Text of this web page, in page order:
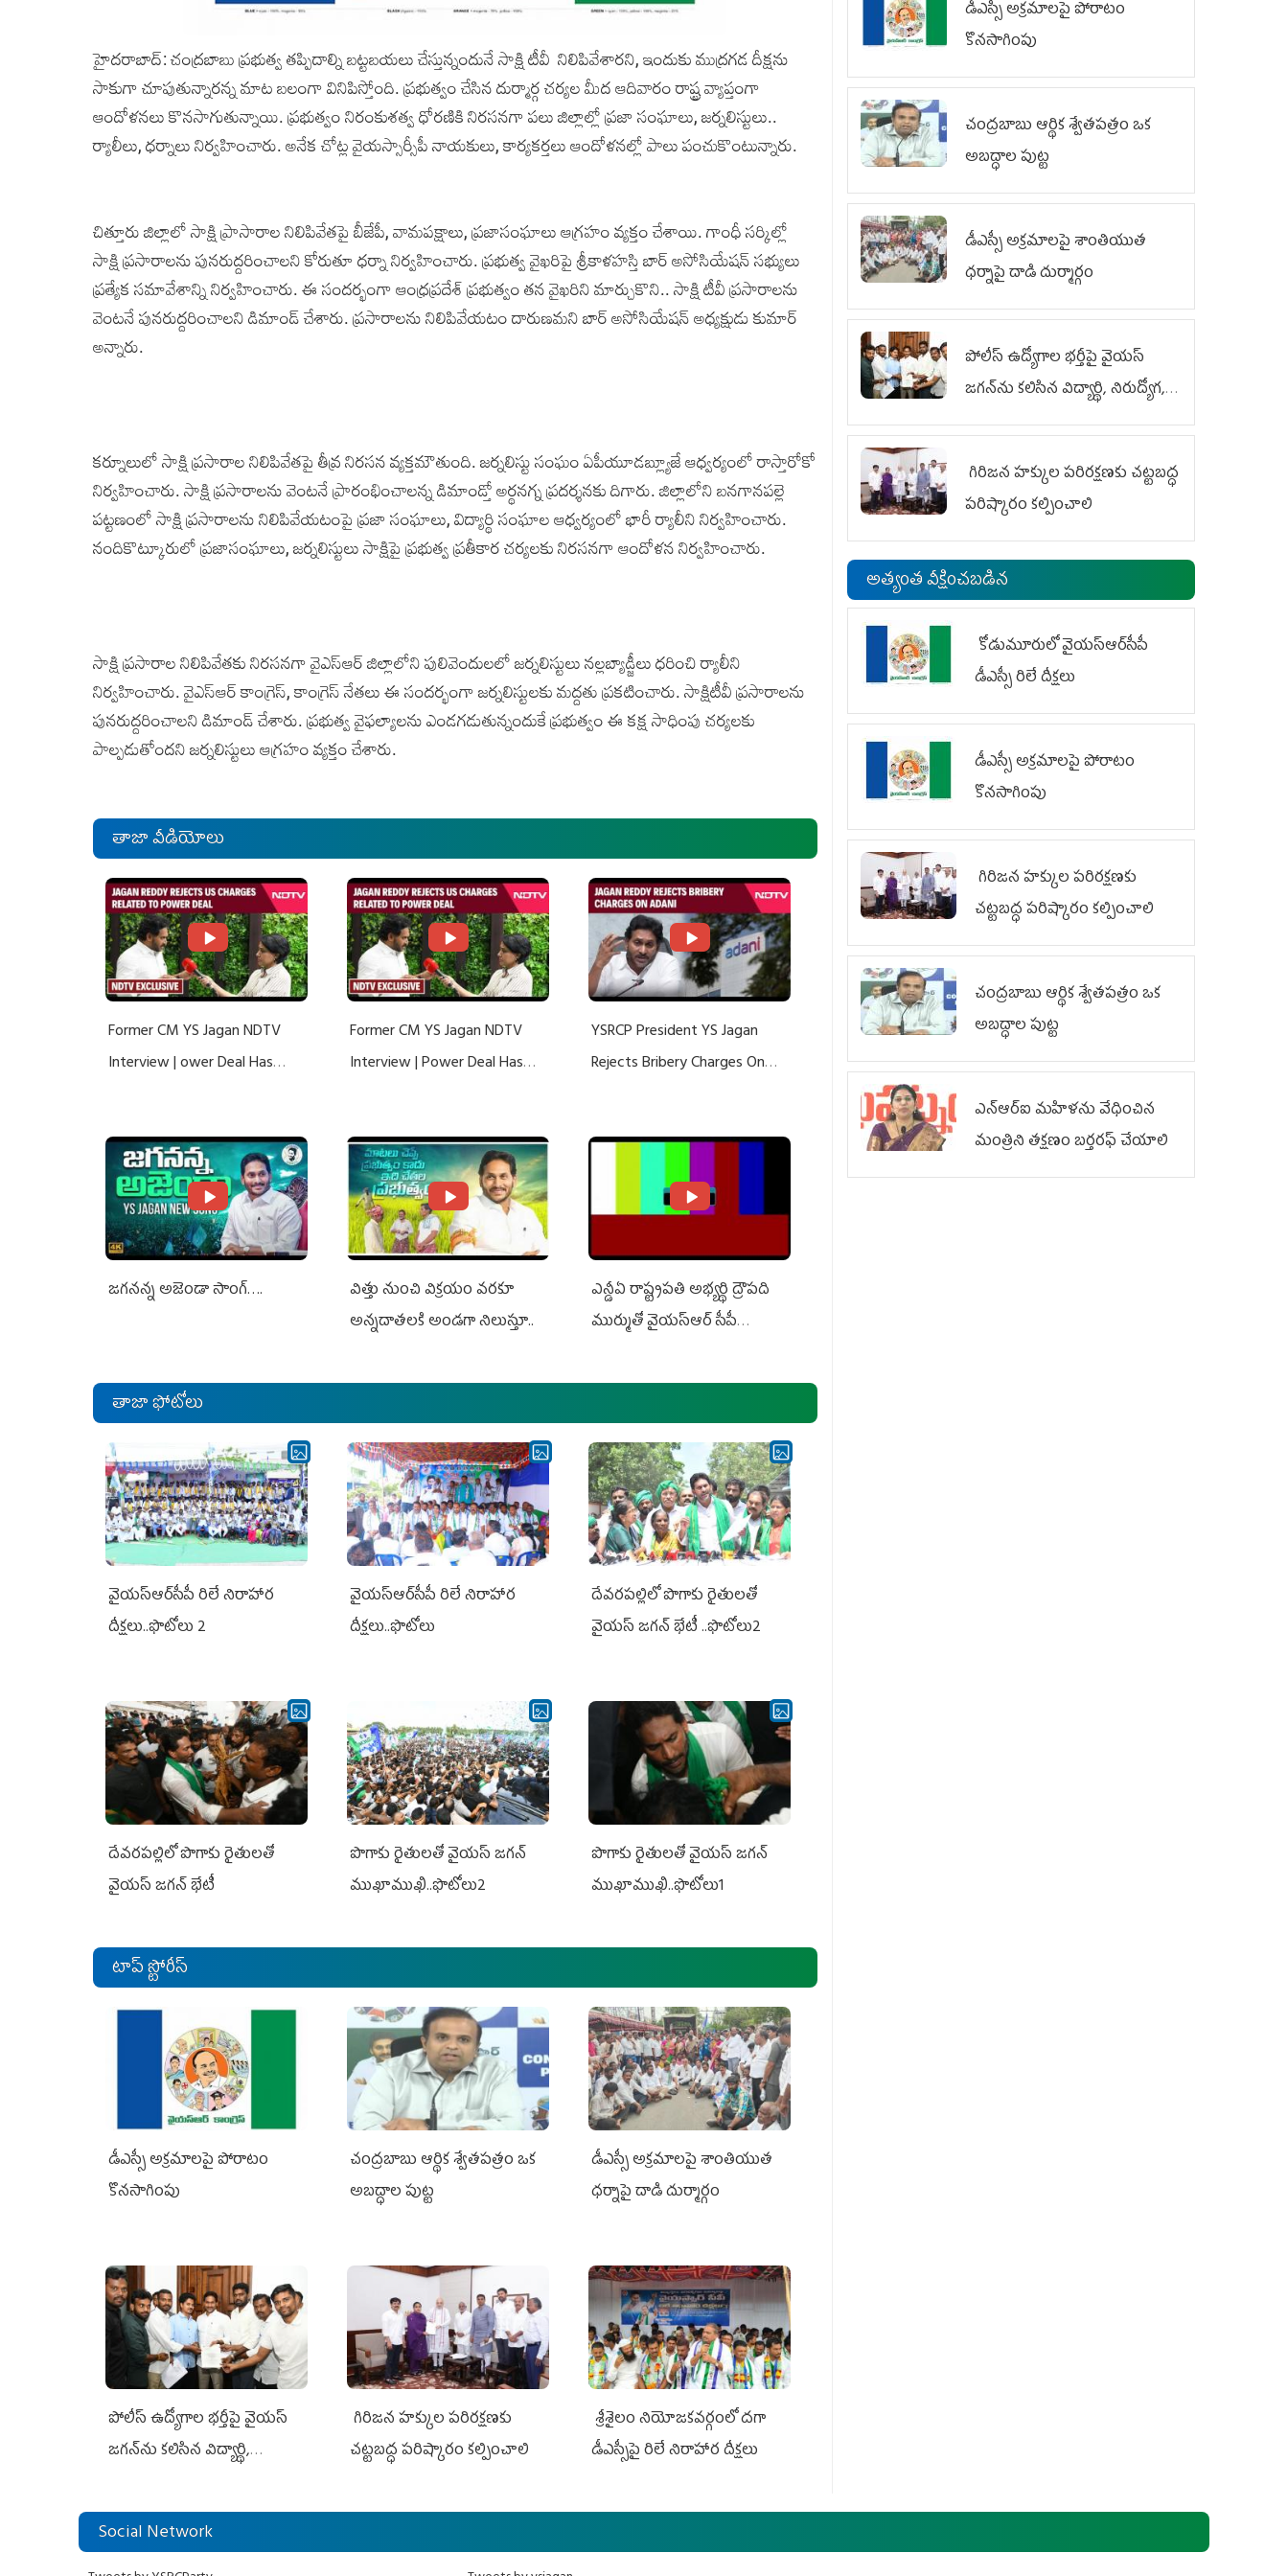
హైదరాబాద్: చ‌ంద్ర‌బాబు ప్ర‌భుత్వ త‌ప్పిదాల్ని బ‌ట్ట‌బ‌య‌లు చేస్తున్నందునే సాక్షి టీవీ నిలిపివేశార‌ని, ఇందుకు ముద్రగడ దీక్షను
సాకుగా చూపుతున్నార‌న్న మాట బ‌లంగా వినిపిస్తోంది. ప్ర‌భుత్వం చేసిన దుర్మార్గ చ‌ర్య‌ల మీద ఆదివారం రాష్ట్ర వ్యాప్తంగా
ఆందోళనలు కొనసాగుతున్నాయి. ప్రభుత్వం నిరంకుశత్వ ధోరణికి నిరసనగా పలు జిల్లాల్లో ప్రజా సంఘాలు, జర్నలిస్టులు..
ర్యాలీలు, ధర్నాలు నిర్వహించారు. అనేక చోట్ల వైయ‌స్సార్సీపీ నాయ‌కులు, కార్య‌క‌ర్త‌లు ఆందోళ‌న‌ల్లో పాలు పంచుకొంటున్నారు.
చిత్తూరు జిల్లాలో సాక్షి ప్రాసారాల నిలిపివేతపై బీజేపీ, వామపక్షాలు, ప్రజాసంఘాలు ఆగ్రహం వ్యక్తం చేశాయి. గాంధీ సర్కిల్లో
సాక్షి ప్రసారాలను పునరుద్దరించాలని కోరుతూ ధర్నా నిర్వహించారు. ప్రభుత్వ వైఖరిపై శ్రీకాళహస్తి బార్ అసోసియేషన్ సభ్యులు
ప్రత్యేక సమావేశాన్ని నిర్వహించారు. ఈ సందర్భంగా ఆంధ్రప్రదేశ్ ప్రభుత్వం తన వైఖరిని మార్చుకొని.. సాక్షి టీవీ ప్రసారాలను
వెంటనే పునరుద్దరించాలని డిమాండ్ చేశారు. ప్రసారాలను నిలిపివేయటం దారుణమని బార్ అసోసియేషన్ అధ్యక్షుడు కుమార్
అన్నారు.
కర్నూలులో సాక్షి ప్రసారాల నిలిపివేతపై తీవ్ర నిరసన వ్యక్తమౌతుంది. జర్నలిస్టు సంఘం ఏపీయూడబ్ల్యూజే ఆధ్వర్యంలో రాస్తారోకో
నిర్వహించారు. సాక్షి ప్రసారాలను వెంటనే ప్రారంభించాలన్న డిమాండ్తో అర్థనగ్న ప్రదర్శనకు దిగారు. జిల్లాలోని బనగానపల్లె
పట్టణంలో సాక్షి ప్రసారాలను నిలిపివేయటంపై ప్రజా సంఘాలు, విద్యార్థి సంఘాల ఆధ్వర్యంలో భారీ ర్యాలీని నిర్వహించారు.
నందికొట్కూరులో ప్రజాసంఘాలు, జర్నలిస్టులు సాక్షిపై ప్రభుత్వ ప్రతీకార చర్యలకు నిరసనగా ఆందోళన నిర్వహించారు.
సాక్షి ప్రసారాల నిలిపివేతకు నిరసనగా వైఎస్ఆర్ జిల్లాలోని పులివెందులలో జర్నలిస్టులు నల్లబ్యాడ్జీలు ధరించి ర్యాలీని
నిర్వహించారు. వైఎస్ఆర్ కాంగ్రెస్, కాంగ్రెస్ నేతలు ఈ సందర్భంగా జర్నలిస్టులకు మద్దతు ప్రకటించారు. సాక్షిటీవీ ప్రసారాలను
పునరుద్దరించాలని డిమాండ్ చేశారు. ప్రభుత్వ వైఫల్యాలను ఎండగడుతున్నందుకే ప్రభుత్వం ఈ కక్ష సాధింపు చర్యలకు
పాల్పడుతోందని జర్నలిస్టులు ఆగ్రహం వ్యక్తం చేశారు.
తాజా వీడియోలు
Former CM YS Jagan NDTV
Interview | ower Deal Has
Former CM YS Jagan NDTV
Interview | Power Deal Has
YSRCP President YS Jagan
Rejects Bribery Charges On
జగనన్న అజెండా సాంగ్….
విత్తు నుంచి విక్రయం వరకూ
అన్నదాతలకి అండగా నిలుస్తూ..
ఎన్డీఏ రాష్ట్ర‌ప‌తి అభ్య‌ర్థి ద్రౌప‌ది
ముర్ముతో వైయ‌స్ఆర్ సీపీ
ఎమ్మెల్యేలు, ఎంపీల స‌మావేశం
తాజా ఫోటోలు
వైయ‌స్ఆర్‌సీపీ రిలే నిరాహార
దీక్షలు..ఫొటోలు 2
వైయ‌స్ఆర్‌సీపీ రిలే నిరాహార
దీక్షలు..ఫొటోలు
దేవరపల్లిలో పొగాకు రైతులతో
వైయస్ జగన్ భేటీ ..ఫొటోలు2
దేవరపల్లిలో పొగాకు రైతులతో
వైయస్ జగన్ భేటీ
పొగాకు రైతుల‌తో వైయ‌స్ జ‌గ‌న్
ముఖాముఖి..ఫొటోలు2
పొగాకు రైతుల‌తో వైయ‌స్ జ‌గ‌న్
ముఖాముఖి..ఫొటోలు1
టాప్ స్టోరీస్
డీఎస్సీ అక్రమాలపై పోరాటం
కొనసాగింపు
చంద్రబాబు ఆర్థిక శ్వేతపత్రం ఒక
అబద్ధాల పుట్ట
డీఎస్సీ అక్రమాలపై శాంతియుత
ధర్నాపై దాడి దుర్మార్గం
పోలీస్ ఉద్యోగాల భర్తీపై వైయస్
జగన్‌ను కలిసిన విద్యార్థి,
గిరిజన హక్కుల పరిరక్షణకు
చట్టబద్ధ పరిష్కారం కల్పించాలి
శ్రీశైలం నియోజకవర్గంలో దగా
డీఎస్సీపై రిలే నిరాహార దీక్షలు
డీఎస్సీ అక్రమాలపై పోరాటం
కొనసాగింపు
చంద్రబాబు ఆర్థిక శ్వేతపత్రం ఒక
అబద్ధాల పుట్ట
డీఎస్సీ అక్రమాలపై శాంతియుత
ధర్నాపై దాడి దుర్మార్గం
పోలీస్ ఉద్యోగాల భర్తీపై వైయస్
జగన్‌ను కలిసిన విద్యార్థి, నిరుద్యోగ,
యువజన జేఏసీ
గిరిజన హక్కుల పరిరక్షణకు చట్టబద్ధ
పరిష్కారం కల్పించాలి
అత్యంత వీక్షించబడిన
కోడుమూరులో వైయ‌స్ఆర్‌సీపీ
డీఎస్సీ రిలే దీక్షలు
డీఎస్సీ అక్రమాలపై పోరాటం
కొనసాగింపు
గిరిజన హక్కుల పరిరక్షణకు
చట్టబద్ధ పరిష్కారం కల్పించాలి
చంద్రబాబు ఆర్థిక శ్వేతపత్రం ఒక
అబద్ధాల పుట్ట
ఎన్ఆర్ఐ మహిళను వేధించిన
మంత్రిని త‌క్ష‌ణం బ‌ర్త‌ర‌ఫ్ చేయాలి
Social Network